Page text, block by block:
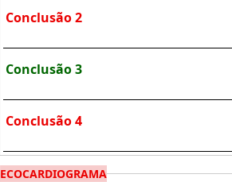
Conclusão 2
Conclusão 3
Conclusão 4
ECOCARDIOGRAMA